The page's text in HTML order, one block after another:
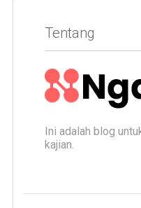
Tentang
Ini adalah blog
kajian.